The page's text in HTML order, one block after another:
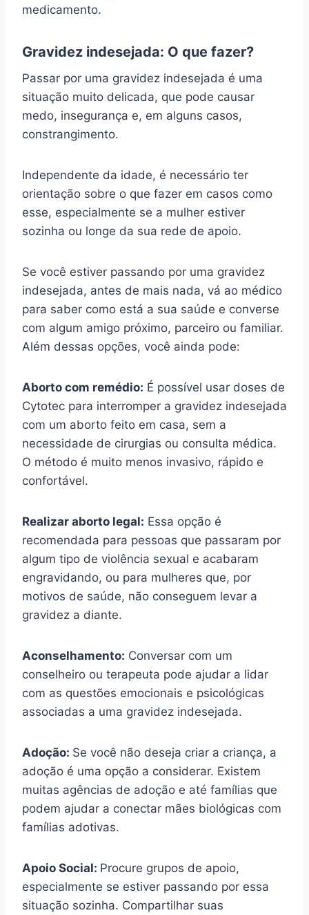
medicamento.
Gravidez indesejada: O que fazer?
Passar por uma gravidez indesejada é uma
situação muito delicada, que pode causar
medo, insegurança e, em alguns casos,
constrangimento.
Independente da idade, é necessário ter
orientação sobre o que fazer em casos como
esse, especialmente se a mulher estiver
sozinha ou longe da sua rede de apoio.
Se você estiver passando por uma gravidez
indesejada, antes de mais nada, vá ao médico
para saber como está a sua saúde e converse
com algum amigo próximo, parceiro ou familiar.
Além dessas opções, você ainda pode:
Aborto com remédio: É possível usar doses de
Cytotec para interromper a gravidez indesejada
com um aborto feito em casa, sem a
necessidade de cirurgias ou consulta médica.
O método é muito menos invasivo, rápido e
confortável.
Realizar aborto legal: Essa opção é
recomendada para pessoas que passaram por
algum tipo de violência sexual e acabaram
engravidando, ou para mulheres que, por
motivos de saúde, não conseguem levar a
gravidez a diante.
Aconselhamento: Conversar com um
conselheiro ou terapeuta pode ajudar a lidar
com as questões emocionais e psicológicas
associadas a uma gravidez indesejada.
Adoção: Se você não deseja criar a criança, a
adoção é uma opção a considerar. Existem
muitas agências de adoção e até famílias que
podem ajudar a conectar mães biológicas com
famílias adotivas.
Apoio Social: Procure grupos de apoio,
especialmente se estiver passando por essa
situação sozinha. Compartilhar suas